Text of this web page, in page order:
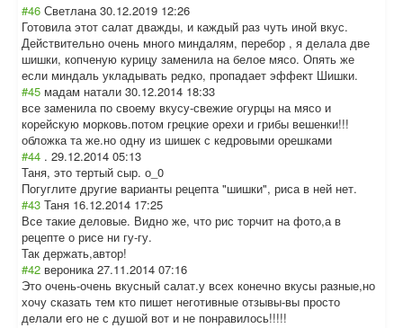
#46 Светлана 30.12.2019 12:26
Готовила этот салат дважды, и каждый раз чуть иной вкус.
Действительно очень много миндалям, перебор , я делала две
шишки, копченую курицу заменила на белое мясо. Опять же
если миндаль укладывать редко, пропадает эффект Шишки.
#45 мадам натали 30.12.2014 18:33
все заменила по своему вкусу-свежие огурцы на мясо и
корейскую морковь.потом грецкие орехи и грибы вешенки!!!
обложка та же.но одну из шишек с кедровыми орешками
#44 . 29.12.2014 05:13
Таня, это тертый сыр. о_0
Погуглите другие варианты рецепта "шишки", риса в ней нет.
#43 Таня 16.12.2014 17:25
Все такие деловые. Видно же, что рис торчит на фото,а в
рецепте о рисе ни гу-гу.
Так держать,автор!
#42 вероника 27.11.2014 07:16
Это очень-очень вкусный салат.у всех конечно вкусы разные,но
хочу сказать тем кто пишет неготивные отзывы-вы просто
делали его не с душой вот и не понравилось!!!!!